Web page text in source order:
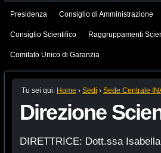
Presidenza Consiglio di Amministrazione
Consiglio Scientifico Raggruppamenti
Comitato Unico di Garanzia
Tu sei qui: Home › Sedi › Sede Centrale
Direzione
DIRETTRICE: Dott.ssa